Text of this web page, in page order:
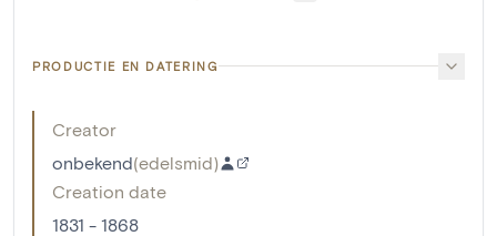
PRODUCTIE EN DATERING
Creator
onbekend(edelsmid)
Creation date
1831 - 1868